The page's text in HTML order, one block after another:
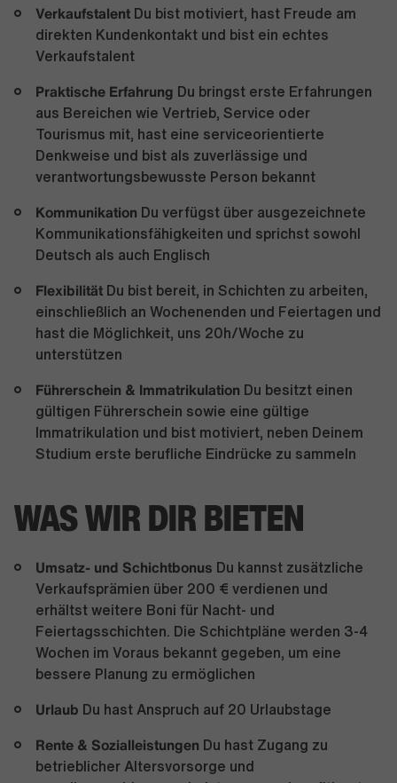
Verkaufstalent Du bist motiviert, hast Freude am
direkten Kundenkontakt und bist ein echtes
Verkaufstalent
Praktische Erfahrung Du bringst erste Erfahrungen
aus Bereichen wie Vertrieb, Service oder
Tourismus mit, hast eine serviceorientierte
Denkweise und bist als zuverlässige und
verantwortungsbewusste Person bekannt
Kommunikation Du verfügst über ausgezeichnete
Kommunikationsfähigkeiten und sprichst sowohl
Deutsch als auch Englisch
Flexibilität Du bist bereit, in Schichten zu arbeiten,
einschließlich an Wochenenden und Feiertagen und
hast die Möglichkeit, uns 20h/Woche zu
unterstützen
Führerschein & Immatrikulation Du besitzt einen
gültigen Führerschein sowie eine gültige
Immatrikulation und bist motiviert, neben Deinem
Studium erste berufliche Eindrücke zu sammeln
WAS WIR DIR BIETEN
Umsatz- und Schichtbonus Du kannst zusätzliche
Verkaufsprämien über 200 € verdienen und
erhältst weitere Boni für Nacht- und
Feiertagsschichten. Die Schichtpläne werden 3-4
Wochen im Voraus bekannt gegeben, um eine
bessere Planung zu ermöglichen
Urlaub Du hast Anspruch auf 20 Urlaubstage
Rente & Sozialleistungen Du hast Zugang zu
betrieblicher Altersvorsorge und